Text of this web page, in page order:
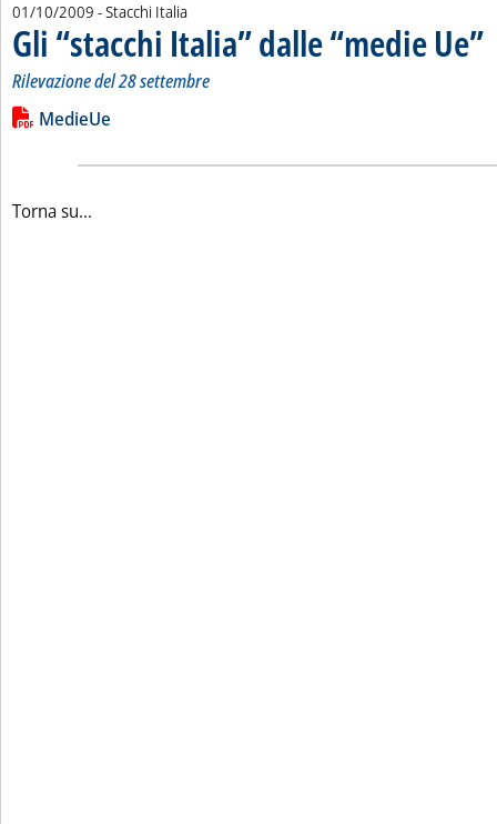
01/10/2009 - Stacchi Italia
Gli “stacchi Italia” dalle “medie Ue”..
Rilevazione del 28 settembre
Leggi tutta la notizia: 'Gli “stacchi Italia” dalle “medie Ue”'
Lista allegati PDF alla notizia
MedieUe
Torna su...